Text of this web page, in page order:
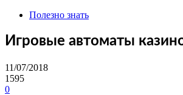
Полезно знать
Игровые автоматы
11/07/2018
1595
0